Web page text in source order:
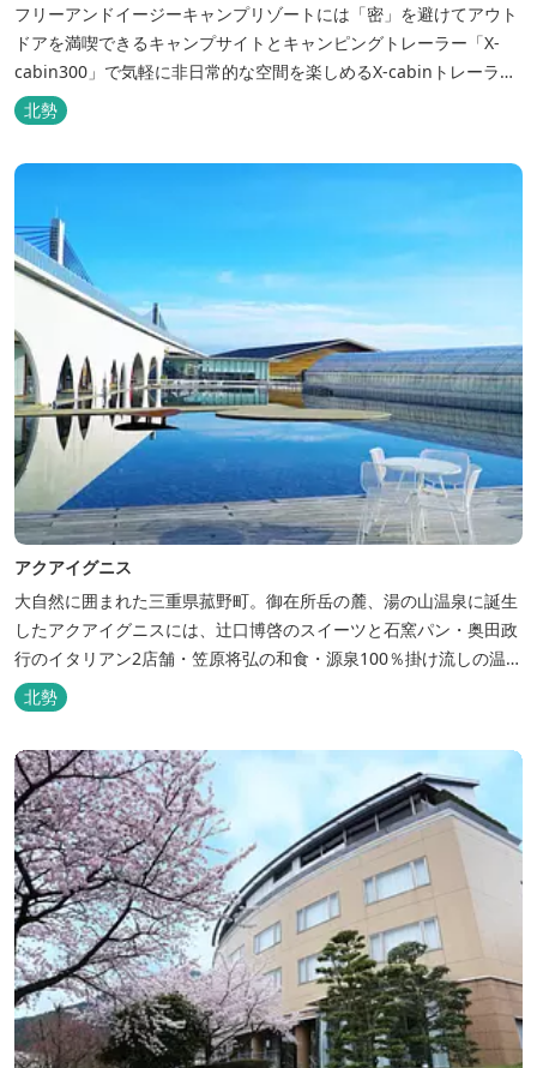
フリーアンドイージーキャンプリゾートには「密」を避けてアウト
ドアを満喫できるキャンプサイトとキャンピングトレーラー「X-
cabin300」で気軽に非日常的な空間を楽しめるX-cabinトレーラー
サイト、日帰り手ぶらBBQやドッグラン・ドッグサロン、貸切サウ
ナ施設などを完備、キャンプしながら併設している片岡温泉「アク
北勢
アクアイグニス
大自然に囲まれた三重県菰野町。御在所岳の麓、湯の山温泉に誕生
したアクアイグニスには、辻󠄀口博啓のスイーツと石窯パン・奥田政
行のイタリアン2店舗・笠原将弘の和食・源泉100％掛け流しの温
泉・宿泊棟・離れ宿・苺ハウス・ギャラリーなど、様々な『癒し』
と『食』が集結しております。 【『癒し』の追求 】 ◆源泉100%
掛け流し「片岡温泉」 片岡温泉は、地下1,200ｍより湯口で約42℃
の...
北勢